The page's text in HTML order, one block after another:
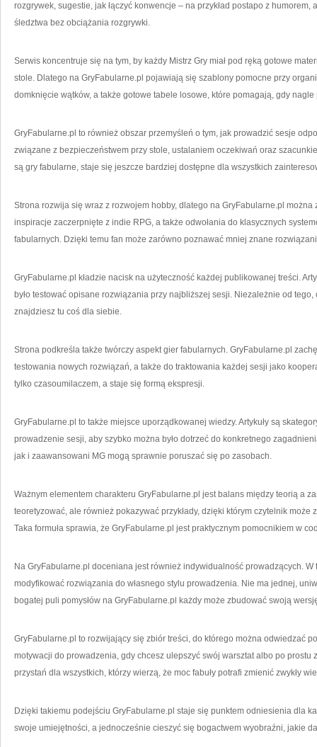
rozgrywek, sugestie, jak łączyć konwencje – na przykład postapo z
śledztwa bez obciążania rozgrywki.
Serwis koncentruje się na tym, by każdy Mistrz Gry miał pod ręką gotowe
stole. Dlatego na GryFabularne.pl pojawiają się szablony pomocne przy
domknięcie wątków, a także gotowe tabele losowe, które pomagają, gdy nagle
GryFabularne.pl to również obszar przemyśleń o tym, jak prowadzić sesje
związane z bezpieczeństwem przy stole, ustalaniem oczekiwań oraz
są gry fabularne, staje się jeszcze bardziej dostępne dla wszystkich
Strona rozwija się wraz z rozwojem hobby, dlatego na GryFabularne.pl
inspiracje zaczerpnięte z indie RPG, a także odwołania do klasycznych
fabularnych. Dzięki temu fan może zarówno poznawać mniej znane
GryFabularne.pl kładzie nacisk na użyteczność każdej publikowanej treści.
było testować opisane rozwiązania przy najbliższej sesji. Niezależnie od
znajdziesz tu coś dla siebie.
Strona podkreśla także twórczy aspekt gier fabularnych. GryFabularne.pl
testowania nowych rozwiązań, a także do traktowania każdej sesji jako
tylko czasoumilaczem, a staje się formą ekspresji.
GryFabularne.pl to także miejsce uporządkowanej wiedzy. Artykuły są
prowadzenie sesji, aby szybko można było dotrzeć do konkretnego
jak i zaawansowani MG mogą sprawnie poruszać się po zasobach.
Ważnym elementem charakteru GryFabularne.pl jest balans między teorią a
teoretyzować, ale również pokazywać przykłady, dzięki którym czytelnik
Taka formuła sprawia, że GryFabularne.pl jest praktycznym pomocnikiem w
Na GryFabularne.pl doceniana jest również indywidualność prowadzących.
modyfikować rozwiązania do własnego stylu prowadzenia. Nie ma jednej,
bogatej puli pomysłów na GryFabularne.pl każdy może zbudować swoją
GryFabularne.pl to rozwijający się zbiór treści, do którego można odwiedzać
motywacji do prowadzenia, gdy chcesz ulepszyć swój warsztat albo po prostu
przystań dla wszystkich, którzy wierzą, że moc fabuły potrafi zmienić zwykły
Dzięki takiemu podejściu GryFabularne.pl staje się punktem odniesienia dla
swoje umiejętności, a jednocześnie cieszyć się bogactwem wyobraźni, jakie